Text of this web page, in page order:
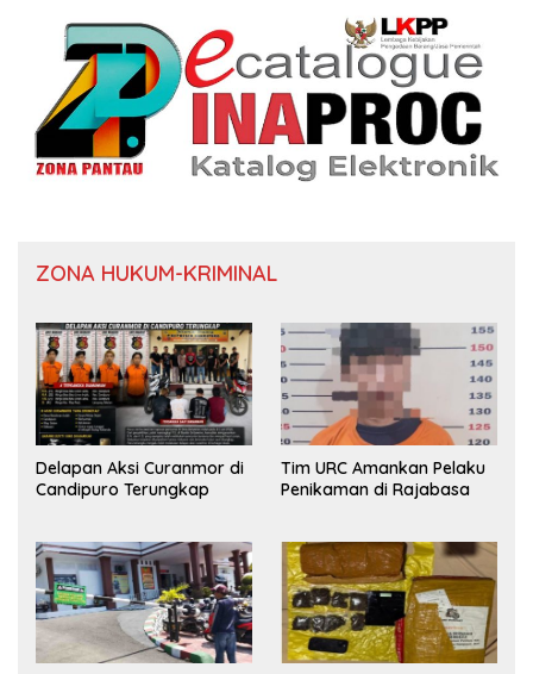
ZONA HUKUM-KRIMINAL
Delapan Aksi Curanmor di
Candipuro Terungkap
Tim URC Amankan Pelaku
Penikaman di Rajabasa